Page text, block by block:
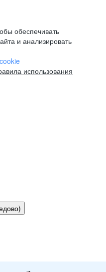
обеспечивать
и анализировать
использования